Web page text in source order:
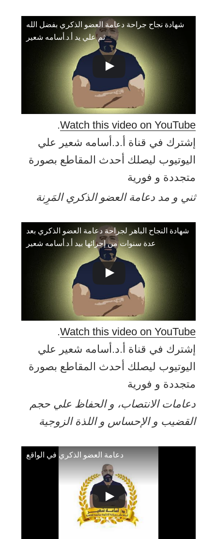
شهادة نجاح جراحة دعامة العضو الذكري بفضل الله
ثم علي يد أ.د.أسامه شعير
Watch this video on YouTube
.
إشترك في قناة أ.د.أسامه شعير علي
اليوتيوب ليصلك أحدث المقاطع بصورة
متجددة و فورية
ثني و مد دعامة العضو الذكري المَرِنة
شهادة النجاح الباهر لجراحة دعامة العضو الذكري بعد
عدة سنوات من إجرائها بيد أ.د.أسامه شعير
Watch this video on YouTube
.
إشترك في قناة أ.د.أسامه شعير علي
اليوتيوب ليصلك أحدث المقاطع بصورة
متجددة و فورية
دعامات الانتصاب، و الحفاظ علي حجم
القضيب و الإحساس و اللذة الزوجية
دعامة العضو الذكري في الواقع